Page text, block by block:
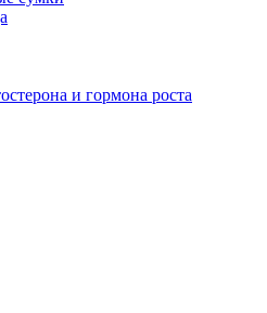
и гормона роста